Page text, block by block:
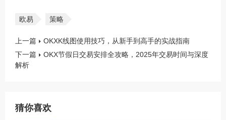
欧易 策略
上一篇
OKXK线图使用技巧，从新手到高手的实战指南
下一篇
OKX节假日交易安排全攻略，2025年交易时间与深度
解析
猜你喜欢